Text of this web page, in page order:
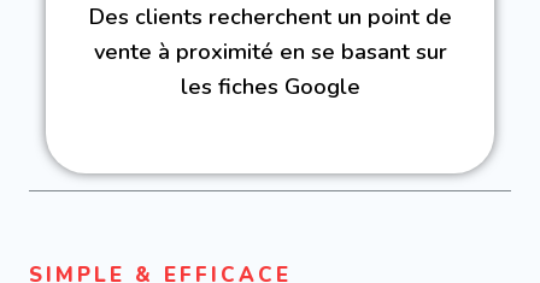
Des clients recherchent un point de
vente à proximité en se basant sur
les fiches Google
SIMPLE & EFFICACE